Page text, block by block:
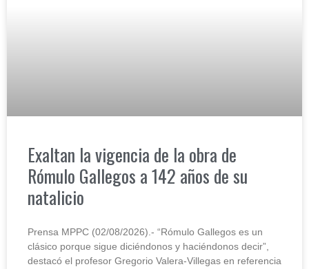
Exaltan la vigencia de la obra de
Rómulo Gallegos a 142 años de su
natalicio
Prensa MPPC (02/08/2026).- “Rómulo Gallegos es un
clásico porque sigue diciéndonos y haciéndonos decir”,
destacó el profesor Gregorio Valera-Villegas en referencia